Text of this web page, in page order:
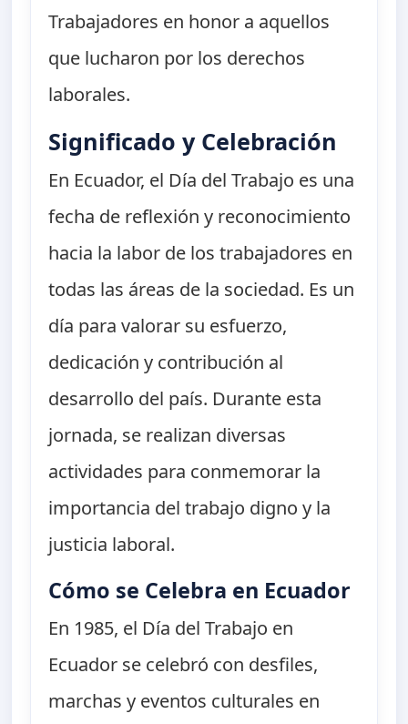
Trabajadores en honor a aquellos
que lucharon por los derechos
laborales.
Significado y Celebración
En Ecuador, el Día del Trabajo es una
fecha de reflexión y reconocimiento
hacia la labor de los trabajadores en
todas las áreas de la sociedad. Es un
día para valorar su esfuerzo,
dedicación y contribución al
desarrollo del país. Durante esta
jornada, se realizan diversas
actividades para conmemorar la
importancia del trabajo digno y la
justicia laboral.
Cómo se Celebra en Ecuador
En 1985, el Día del Trabajo en
Ecuador se celebró con desfiles,
marchas y eventos culturales en